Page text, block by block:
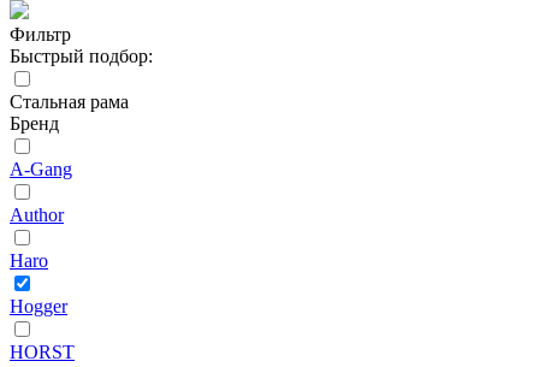
Фильтр
Быстрый подбор:
Стальная рама
Бренд
A-Gang
Author
Haro
Hogger
HORST